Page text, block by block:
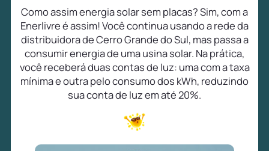
Como assim energia solar sem placas? Sim, com a
Enerlivre é assim! Você continua usando a rede da
distribuidora de Cerro Grande do Sul, mas passa a
consumir energia de uma usina solar. Na prática,
você receberá duas contas de luz: uma com a taxa
mínima e outra pelo consumo dos kWh, reduzindo
sua conta de luz em até 20%.